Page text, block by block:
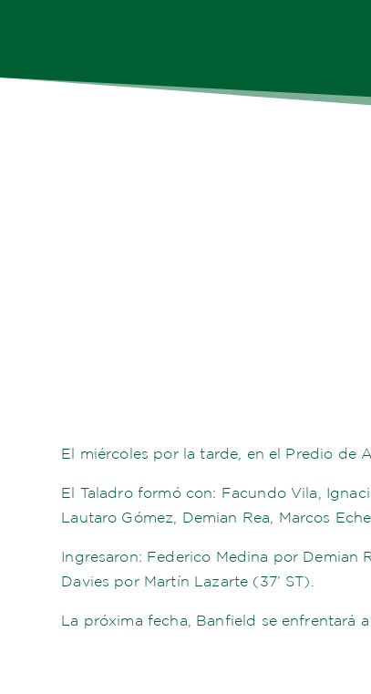
El miércoles por la tarde, en el Predio de
El Taladro formó con: Facundo Vila,
Lautaro Gómez, Demian Rea, Marcos
Ingresaron: Federico Medina por Demian
Davies por Martín Lazarte (37’ ST).
La próxima fecha, Banfield se enfrentará